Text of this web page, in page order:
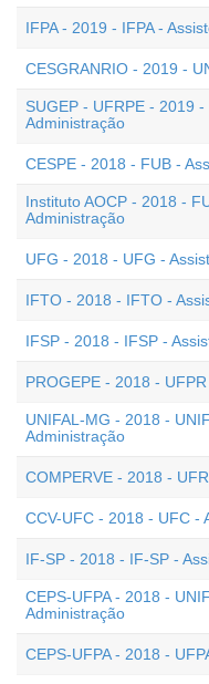
IFPA - 2019 - IFPA -
CESGRANRIO - 2019 -
SUGEP - UFRPE - 2019
Administração
CESPE - 2018 - FUB -
Instituto AOCP - 2018 -
Administração
UFG - 2018 - UFG -
IFTO - 2018 - IFTO -
IFSP - 2018 - IFSP -
PROGEPE - 2018 -
UNIFAL-MG - 2018 -
Administração
COMPERVE - 2018 -
CCV-UFC - 2018 - UFC -
IF-SP - 2018 - IF-SP -
CEPS-UFPA - 2018 -
Administração
CEPS-UFPA - 2018 -